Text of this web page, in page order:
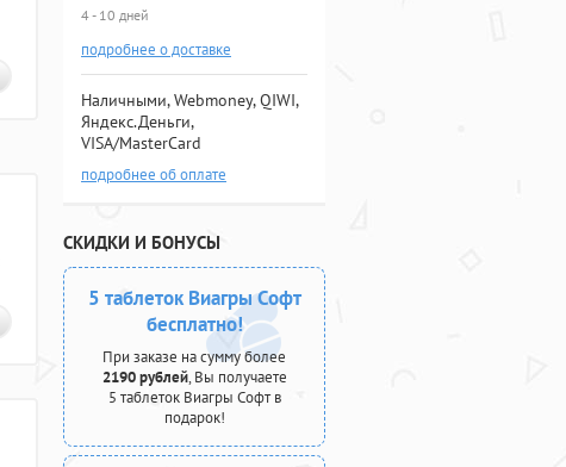
4 - 10 дней
подробнее о доставке
Наличными, Webmoney, QIWI,
Яндекс.Деньги,
VISA/MasterCard
подробнее об оплате
СКИДКИ И БОНУСЫ
5 таблеток Виагры Софт
бесплатно!
При заказе на сумму более
2190 рублей, Вы получаете
5 таблеток Виагры Софт в
подарок!